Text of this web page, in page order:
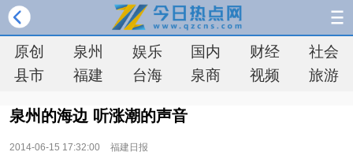
原创 泉州 娱乐 国内 财经
社会
县市
福建 台海 泉商 视频 旅游
泉州的海边 听涨潮的声音
2014-06-15 17:32:00 福建日报